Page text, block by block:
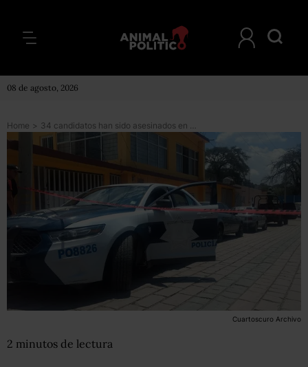
08 de agosto, 2026
Home > 34 candidatos han sido asesinados en este proceso electoral: Segob
Cuartoscuro Archivo
2 minutos de lectura